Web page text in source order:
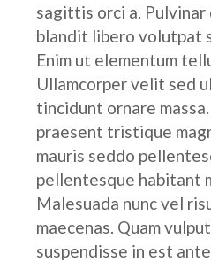
sagittis orci a. Pulvinar
blandit libero volutpat
Enim ut elementum
Ullamcorper velit sed
tincidunt ornare
praesent tristique
mauris seddo
pellentesque habitant
Malesuada nunc vel
maecenas. Quam
suspendisse in est